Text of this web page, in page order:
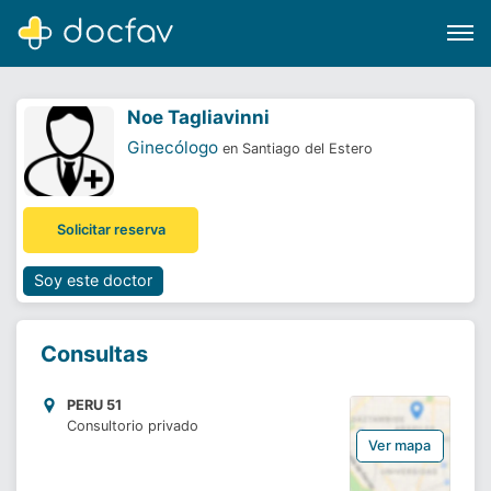
Software para clínicas
¿Eres un doctor?
Noe Tagliavinni
Ginecólogo en Santiago del Estero
Solicitar reserva
Soy este doctor
Consultas
PERU 51
Consultorio privado
Ver mapa